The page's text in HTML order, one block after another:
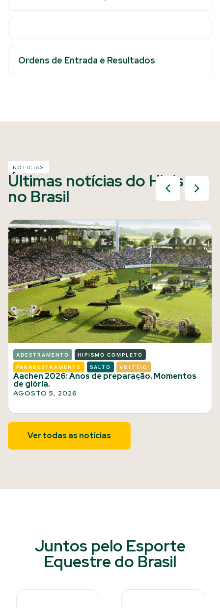
Ordens de Entrada e Resultados
NOTÍCIAS
Últimas notícias do Hipismo
no Brasil
ADESTRAMENTO HIPISMO COMPLETO
PARADESTRAMENTO SALTO VOLTEIO
Aachen 2026: Anos de preparação. Momentos
de glória.
AGOSTO 5, 2026
Ver todas as notícias
Juntos pelo Esporte
Equestre do Brasil​